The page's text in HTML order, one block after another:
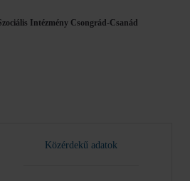
Intézmény Csongrád-Csanád
Közérdekű adatok